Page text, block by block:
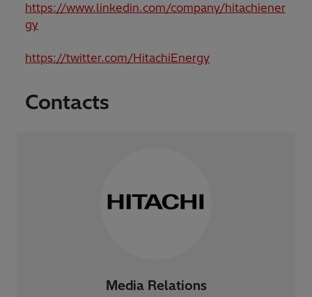
https://www.linkedin.com/company/hitachiener
gy
https://twitter.com/HitachiEnergy
Contacts
Media Relations